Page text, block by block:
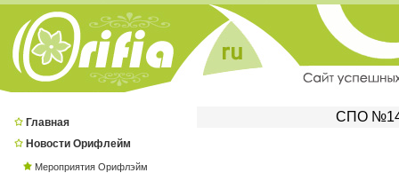
Главная
Новости Орифлейм
Мероприятия Орифлэйм
СПО